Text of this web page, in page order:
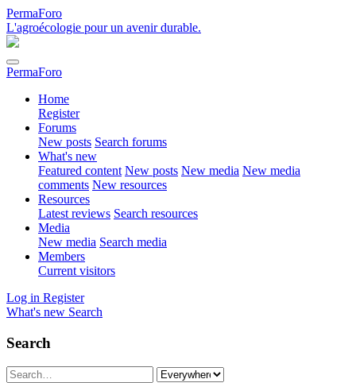
PermaForo
L'agroécologie pour un avenir durable.
PermaForo
Home
Register
Forums
New posts Search forums
What's new
Featured content New posts New media New media
comments New resources
Resources
Latest reviews Search resources
Media
New media Search media
Members
Current visitors
Log in Register
What's new Search
Search